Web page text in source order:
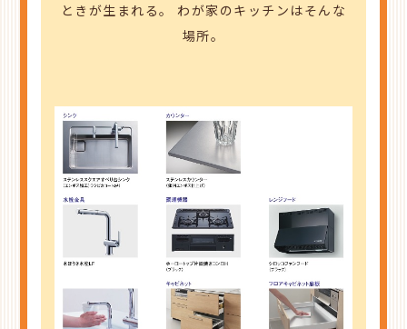
ときが生まれる。
わが家のキッチンはそんな
場所。